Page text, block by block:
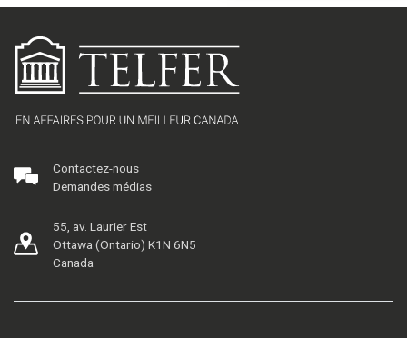
Contactez-nous
Demandes médias
55, av. Laurier Est
Ottawa (Ontario) K1N 6N5
Canada